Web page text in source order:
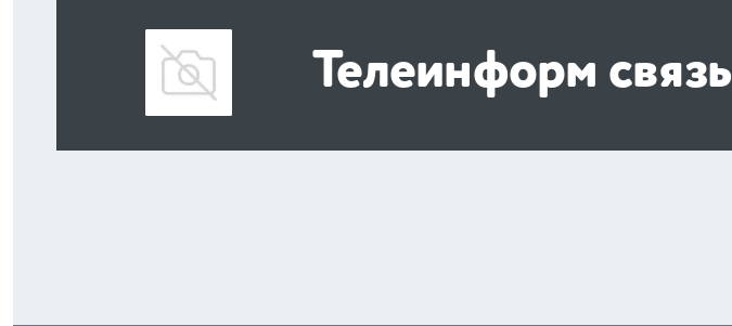
Телеинформ связь